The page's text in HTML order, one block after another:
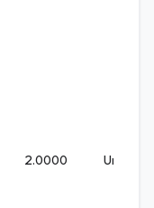
2.0000 Unidade